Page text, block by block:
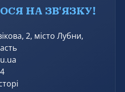
НА ЗВ'ЯЗКУ!
2, місто Лубни,